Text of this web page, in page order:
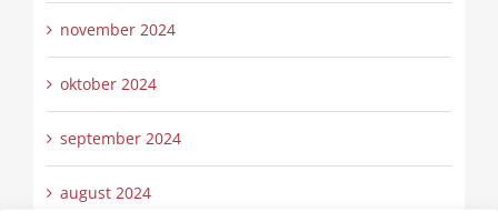
november 2024
oktober 2024
september 2024
august 2024